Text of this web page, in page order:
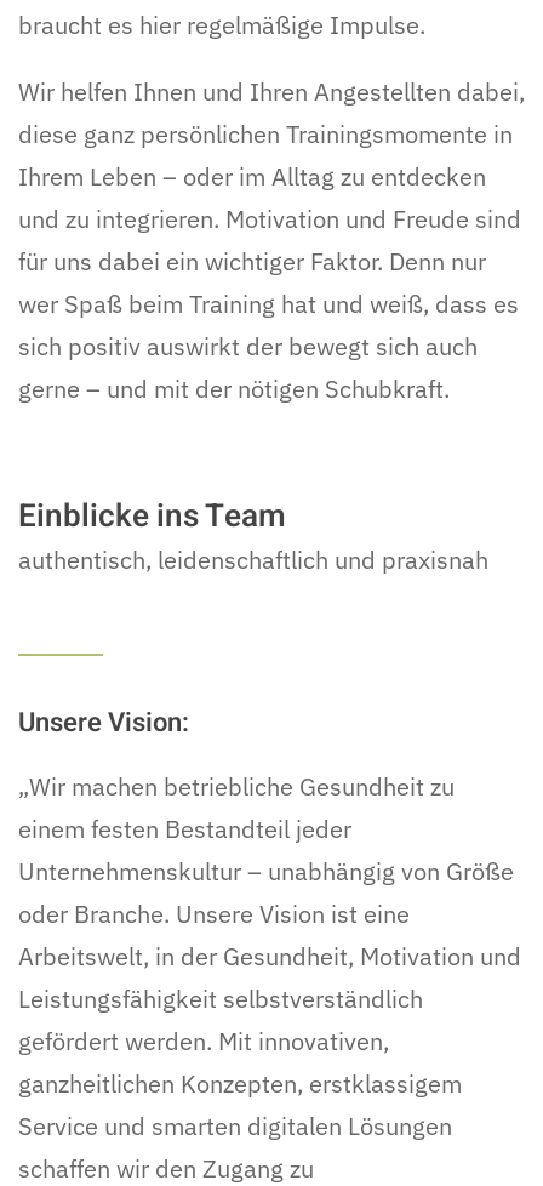
braucht es hier regelmäßige Impulse.
Wir helfen Ihnen und Ihren Angestellten dabei,
diese ganz persönlichen Trainingsmomente in
Ihrem Leben – oder im Alltag zu entdecken
und zu integrieren. Motivation und Freude sind
für uns dabei ein wichtiger Faktor. Denn nur
wer Spaß beim Training hat und weiß, dass es
sich positiv auswirkt der bewegt sich auch
gerne – und mit der nötigen Schubkraft.
Einblicke ins Team
authentisch, leidenschaftlich und praxisnah
Unsere Vision:
„Wir machen betriebliche Gesundheit zu
einem festen Bestandteil jeder
Unternehmenskultur – unabhängig von Größe
oder Branche. Unsere Vision ist eine
Arbeitswelt, in der Gesundheit, Motivation und
Leistungsfähigkeit selbstverständlich
gefördert werden. Mit innovativen,
ganzheitlichen Konzepten, erstklassigem
Service und smarten digitalen Lösungen
schaffen wir den Zugang zu